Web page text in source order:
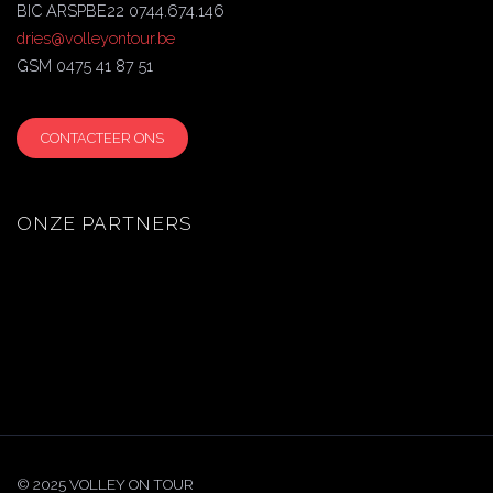
BIC ARSPBE22 0744.674.146
dries@volleyontour.be
GSM 0475 41 87 51
CONTACTEER ONS
ONZE PARTNERS
© 2025 VOLLEY ON TOUR